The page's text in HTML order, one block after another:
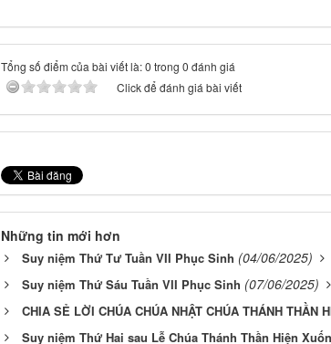
Tổng số điểm của bài viết là: 0 trong 0 đánh giá
Click để đánh giá bài viết
Những tin mới hơn
Suy niệm Thứ Tư Tuần VII Phục Sinh (04/06/2025)
Suy niệm Thứ Sáu Tuần VII Phục Sinh (07/06/2025)
CHIA SẺ LỜI CHÚA CHÚA NHẬT CHÚA THÁNH THẦN
Suy niệm Thứ Hai sau Lễ Chúa Thánh Thần Hiện